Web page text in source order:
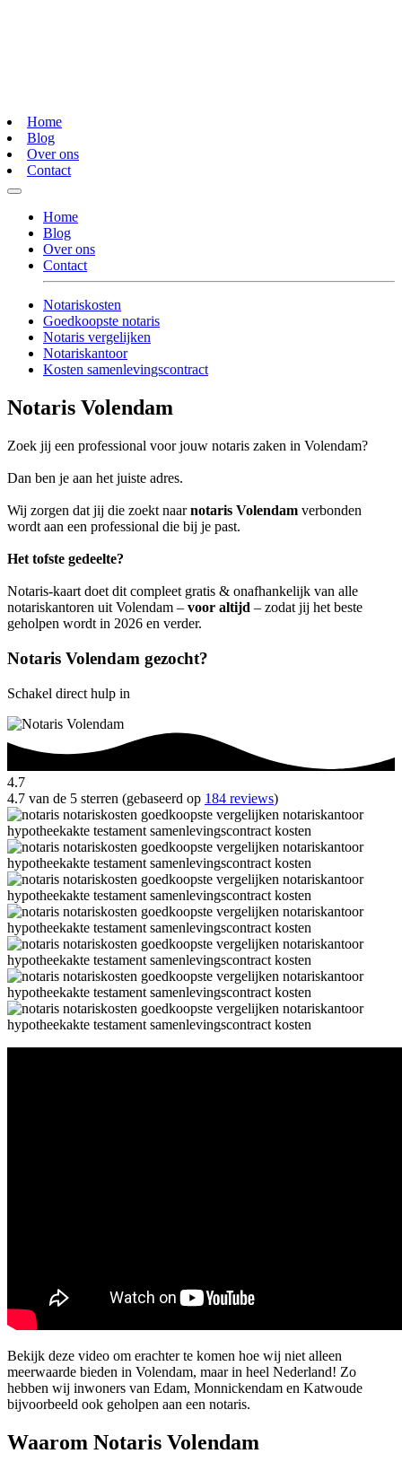
Home
Blog
Over ons
Contact
Home
Blog
Over ons
Contact
Notariskosten
Goedkoopste notaris
Notaris vergelijken
Notariskantoor
Kosten samenlevingscontract
Notaris Volendam
Zoek jij een professional voor jouw notaris zaken in Volendam?
Dan ben je aan het juiste adres.
Wij zorgen dat jij die zoekt naarnotaris Volendam verbonden
wordt aan een professional die bij je past.
Het tofste gedeelte?
Notaris-kaart doet dit compleet gratis & onafhankelijk van alle
notariskantoren uit Volendam – voor altijd – zodat jij het beste
geholpen wordt in 2026 en verder.
Notaris Volendam gezocht?
Schakel direct hulp in
4.7
4.7 van de 5 sterren (gebaseerd op 184 reviews)
Bekijk deze video om erachter te komen hoe wij niet alleen
meerwaarde bieden in Volendam, maar in heel Nederland! Zo
hebben wij inwoners van Edam, Monnickendam en Katwoude
bijvoorbeeld ook geholpen aan een notaris.
Waarom Notaris Volendam